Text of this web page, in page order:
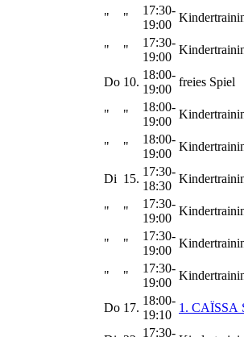
" "
17:30-
19:00
" "
17:30-
19:00
Do 10.
18:00-
19:00
freies Spiel
" "
18:00-
19:00
" "
18:00-
19:00
Di 15.
17:30-
18:30
" "
17:30-
19:00
" "
17:30-
19:00
" "
17:30-
19:00
Do 17.
18:00-
19:10
1. CAÏSSA
17:30-